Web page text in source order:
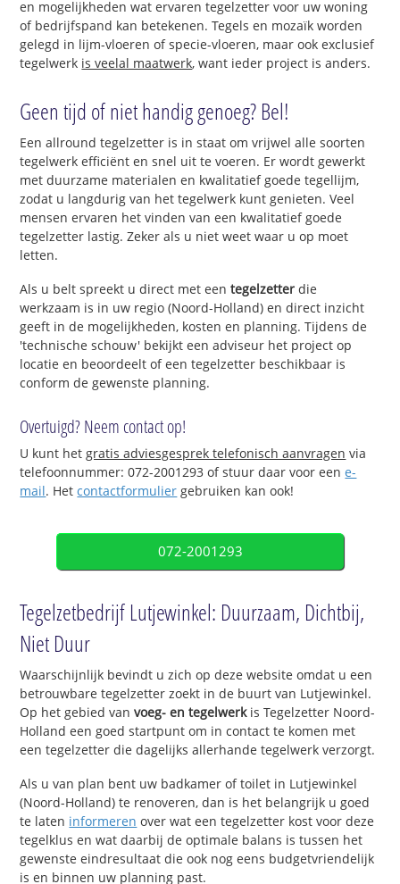
en mogelijkheden wat ervaren tegelzetter voor uw woning
of bedrijfspand kan betekenen. Tegels en mozaïk worden
gelegd in lijm-vloeren of specie-vloeren, maar ook exclusief
tegelwerk is veelal maatwerk, want ieder project is anders.
Geen tijd of niet handig genoeg? Bel!
Een allround tegelzetter is in staat om vrijwel alle soorten
tegelwerk efficiënt en snel uit te voeren. Er wordt gewerkt
met duurzame materialen en kwalitatief goede tegellijm,
zodat u langdurig van het tegelwerk kunt genieten. Veel
mensen ervaren het vinden van een kwalitatief goede
tegelzetter lastig. Zeker als u niet weet waar u op moet
letten.
Als u belt spreekt u direct met eentegelzetter die
werkzaam is in uw regio (Noord-Holland) en direct inzicht
geeft in de mogelijkheden, kosten en planning. Tijdens de
'technische schouw' bekijkt een adviseur het project op
locatie en beoordeelt of een tegelzetter beschikbaar is
conform de gewenste planning.
Overtuigd? Neem contact op!
U kunt hetgratis adviesgesprek telefonisch aanvragen via
telefoonnummer: 072-2001293 of stuur daar voor eene-
mail. Hetcontactformulier gebruiken kan ook!
072-2001293
Tegelzetbedrijf Lutjewinkel: Duurzaam, Dichtbij,
Niet Duur
Waarschijnlijk bevindt u zich op deze website omdat u een
betrouwbare tegelzetter zoekt in de buurt van Lutjewinkel.
Op het gebied van voeg- en tegelwerkis Tegelzetter Noord-
Holland een goed startpunt om in contact te komen met
een tegelzetter die dagelijks allerhande tegelwerk verzorgt.
Als u van plan bent uw badkamer of toilet in Lutjewinkel
(Noord-Holland) te renoveren, dan is het belangrijk u goed
te laten informeren over wat een tegelzetter kost voor deze
tegelklus en wat daarbij de optimale balans is tussen het
gewenste eindresultaat die ook nog eens budgetvriendelijk
is en binnen uw planning past.